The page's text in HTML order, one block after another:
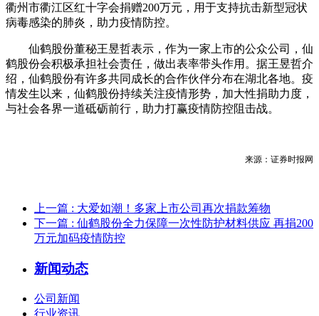
衢州市衢江区红十字会捐赠200万元，用于支持抗击新型冠状
病毒感染的肺炎，助力疫情防控。
仙鹤股份董秘王昱哲表示，作为一家上市的公众公司，仙
鹤股份会积极承担社会责任，做出表率带头作用。据王昱哲介
绍，仙鹤股份有许多共同成长的合作伙伴分布在湖北各地。疫
情发生以来，仙鹤股份持续关注疫情形势，加大性捐助力度，
与社会各界一道砥砺前行，助力打赢疫情防控阻击战。
来源：证券时报网
上一篇 : 大爱如潮！多家上市公司再次捐款筹物
下一篇 : 仙鹤股份全力保障一次性防护材料供应 再捐200
万元加码疫情防控
新闻动态
公司新闻
行业资讯